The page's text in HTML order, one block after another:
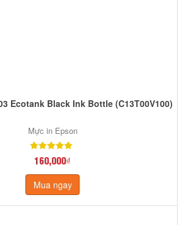
Ecotank Black Ink Bottle (C13T00V100)
Mực in Epson
160,000₫
Mua ngay